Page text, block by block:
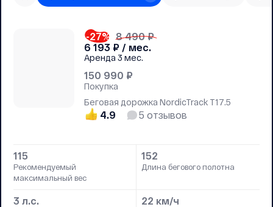
-27% 8 490 ₽
6 193 ₽ / мес.
Аренда 3 мес.
150 990 ₽
Покупка
Беговая дорожка NordicTrack T17.5
4.9 5 отзывов
115
Рекомендуемый
максимальный вес
152
Длина бегового полотна
3 л.с. 22 км/ч